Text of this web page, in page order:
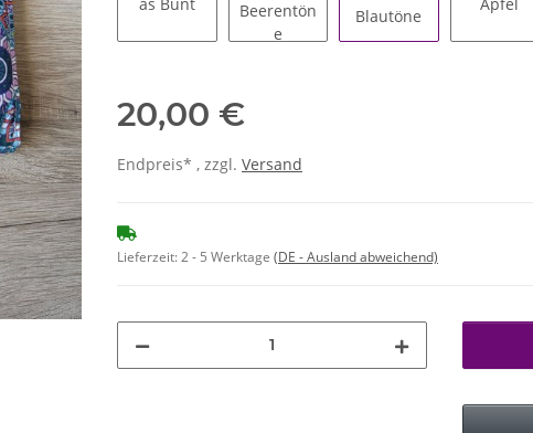
20,00 €
Endpreis* , zzgl. Versand
Lieferzeit:2 - 5 Werktage (DE - Ausland abweichend)